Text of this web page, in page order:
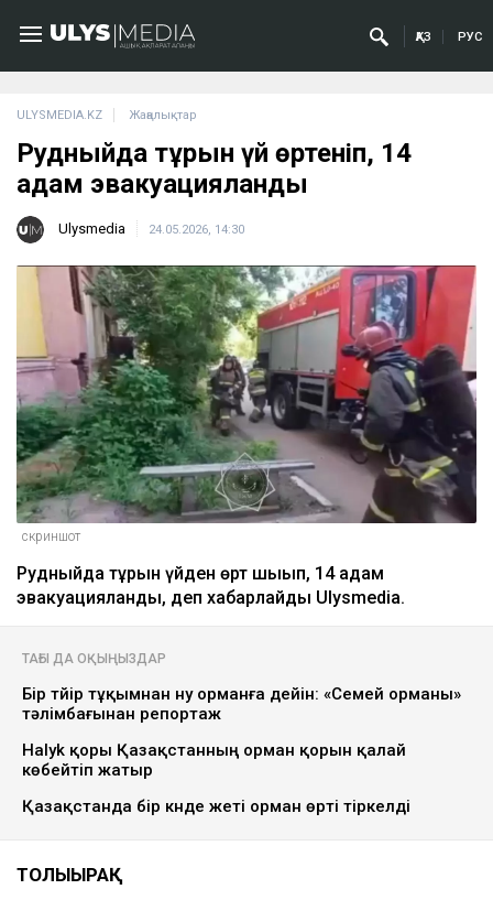
ҚАЗ РУС
ULYSMEDIA.KZ Жаңалықтар
Рудныйда тұрғын үй өртеніп, 14
адам эвакуацияланды
Ulysmedia 24.05.2026, 14:30
скриншот
Рудныйда тұрғын үйден өрт шығып, 14 адам
эвакуацияланды, деп хабарлайды Ulysmedia.
ТАҒЫ ДА ОҚЫҢЫЗДАР
Бір түйір тұқымнан ну орманға дейін: «Семей орманы»
тәлімбағынан репортаж
Halyk қоры Қазақстанның орман қорын қалай
көбейтіп жатыр
Қазақстанда бір күнде жеті орман өрті тіркелді
ТОЛЫҒЫРАҚ